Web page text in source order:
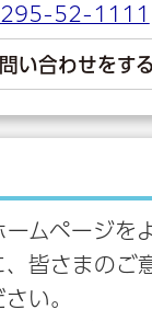
52-1111
い合わせをする
ームページを
、皆さまのご
い。